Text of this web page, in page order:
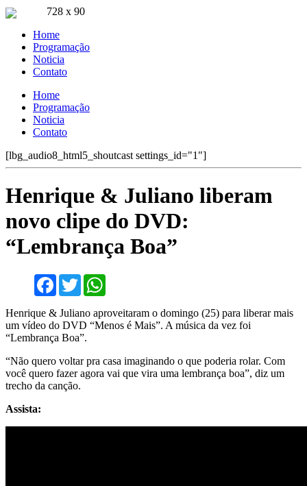
728 x 90
Home
Programação
Noticia
Contato
Home
Programação
Noticia
Contato
[lbg_audio8_html5_shoutcast settings_id="1"]
Henrique & Juliano liberam
novo clipe do DVD:
“Lembrança Boa”
Facebook
Twitter
Henrique & Juliano aproveitaram o domingo (25) para liberar mais
um vídeo do DVD “Menos é Mais”. A música da vez foi
“Lembrança Boa”.
“Não quero voltar pra casa imaginando o que poderia rolar. Com
você quero fazer agora vai que vira uma lembrança boa”, diz um
trecho da canção.
Assista: